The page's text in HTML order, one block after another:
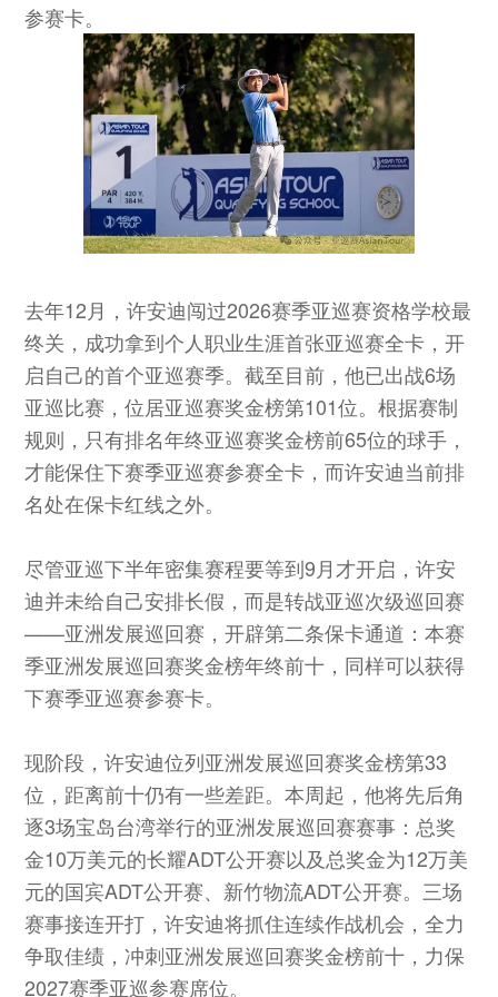
参赛卡。
去年12月，许安迪闯过2026赛季亚巡赛资格学校最
终关，成功拿到个人职业生涯首张亚巡赛全卡，开
启自己的首个亚巡赛季。截至目前，他已出战6场
亚巡比赛，位居亚巡赛奖金榜第101位。根据赛制
规则，只有排名年终亚巡赛奖金榜前65位的球手，
才能保住下赛季亚巡赛参赛全卡，而许安迪当前排
名处在保卡红线之外。
尽管亚巡下半年密集赛程要等到9月才开启，许安
迪并未给自己安排长假，而是转战亚巡次级巡回赛
——亚洲发展巡回赛，开辟第二条保卡通道：本赛
季亚洲发展巡回赛奖金榜年终前十，同样可以获得
下赛季亚巡赛参赛卡。
现阶段，许安迪位列亚洲发展巡回赛奖金榜第33
位，距离前十仍有一些差距。本周起，他将先后角
逐3场宝岛台湾举行的亚洲发展巡回赛赛事：总奖
金10万美元的长耀ADT公开赛以及总奖金为12万美
元的国宾ADT公开赛、新竹物流ADT公开赛。三场
赛事接连开打，许安迪将抓住连续作战机会，全力
争取佳绩，冲刺亚洲发展巡回赛奖金榜前十，力保
2027赛季亚巡参赛席位。